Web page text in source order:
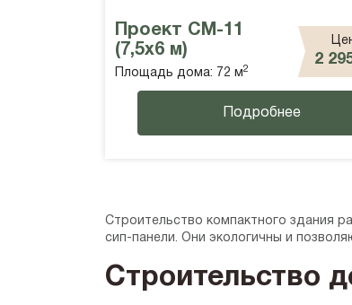
Проект СМ-11
(7,5х6 м)
Площадь дома: 72 м 2
2
Подробнее
Строительство компактного здания
сип-панели. Они экологичны и
Строительство